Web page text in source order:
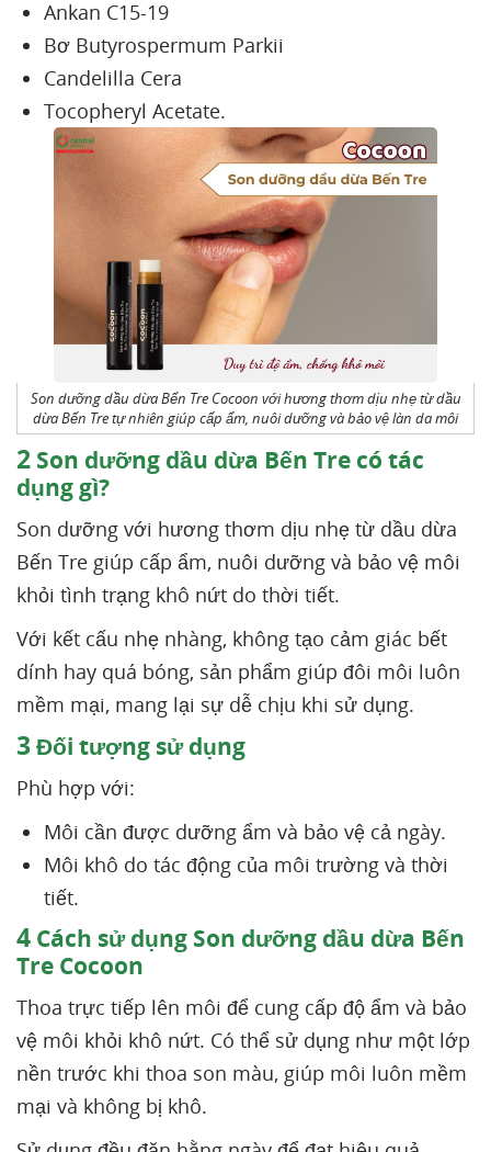
Ankan C15-19
Bơ Butyrospermum Parkii
Candelilla Cera
Tocopheryl Acetate.
Son dưỡng dầu dừa Bến Tre Cocoon với hương thơm dịu nhẹ từ dầu
dừa Bến Tre tự nhiên giúp cấp ẩm, nuôi dưỡng và bảo vệ làn da môi
2 Son dưỡng dầu dừa Bến Tre có tác
dụng gì?
Son dưỡng với hương thơm dịu nhẹ từ dầu dừa
Bến Tre giúp cấp ẩm, nuôi dưỡng và bảo vệ môi
khỏi tình trạng khô nứt do thời tiết.
Với kết cấu nhẹ nhàng, không tạo cảm giác bết
dính hay quá bóng, sản phẩm giúp đôi môi luôn
mềm mại, mang lại sự dễ chịu khi sử dụng.
3Đối tượng sử dụng
Phù hợp với:
Môi cần được dưỡng ẩm và bảo vệ cả ngày.
Môi khô do tác động của môi trường và thời
tiết.
4 Cách sử dụng Son dưỡng dầu dừa Bến
Tre Cocoon
Thoa trực tiếp lên môi để cung cấp độ ẩm và bảo
vệ môi khỏi khô nứt. Có thể sử dụng như một lớp
nền trước khi thoa son màu, giúp môi luôn mềm
mại và không bị khô.